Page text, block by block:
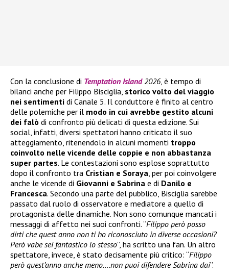
Con la conclusione di Temptation Island2026, è tempo di
bilanci anche per Filippo Bisciglia, storico volto del viaggio
nei sentimenti di Canale 5. Il conduttore è finito al centro
delle polemiche per il modo in cui avrebbe gestito alcuni
dei falò di confronto più delicati di questa edizione. Sui
social, infatti, diversi spettatori hanno criticato il suo
atteggiamento, ritenendolo in alcuni momenti troppo
coinvolto nelle vicende delle coppie e non abbastanza
super partes. Le contestazioni sono esplose soprattutto
dopo il confronto tra Cristian e Soraya, per poi coinvolgere
anche le vicende di Giovanni e Sabrina e di Danilo e
Francesca. Secondo una parte del pubblico, Bisciglia sarebbe
passato dal ruolo di osservatore e mediatore a quello di
protagonista delle dinamiche. Non sono comunque mancati i
messaggi di affetto nei suoi confronti. “Filippo però posso
dirti che quest anno non ti ho riconosciuto in diverse occasioni?
Però vabe sei fantastico lo stesso”, ha scritto una fan. Un altro
spettatore, invece, è stato decisamente più critico: “Filippo
però quest’anno anche meno….non puoi difendere Sabrina dai”.